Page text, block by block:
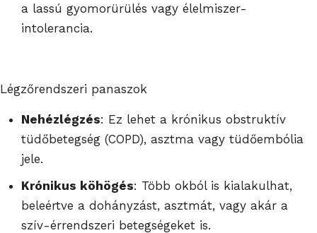
a lassú gyomorürülés vagy élelmiszer-
intolerancia.
Légzőrendszeri panaszok
Nehézlégzés: Ez lehet a krónikus obstruktív
tüdőbetegség (COPD), asztma vagy tüdőembólia
jele.
Krónikus köhögés: Több okból is kialakulhat,
beleértve a dohányzást, asztmát, vagy akár a
szív-érrendszeri betegségeket is.